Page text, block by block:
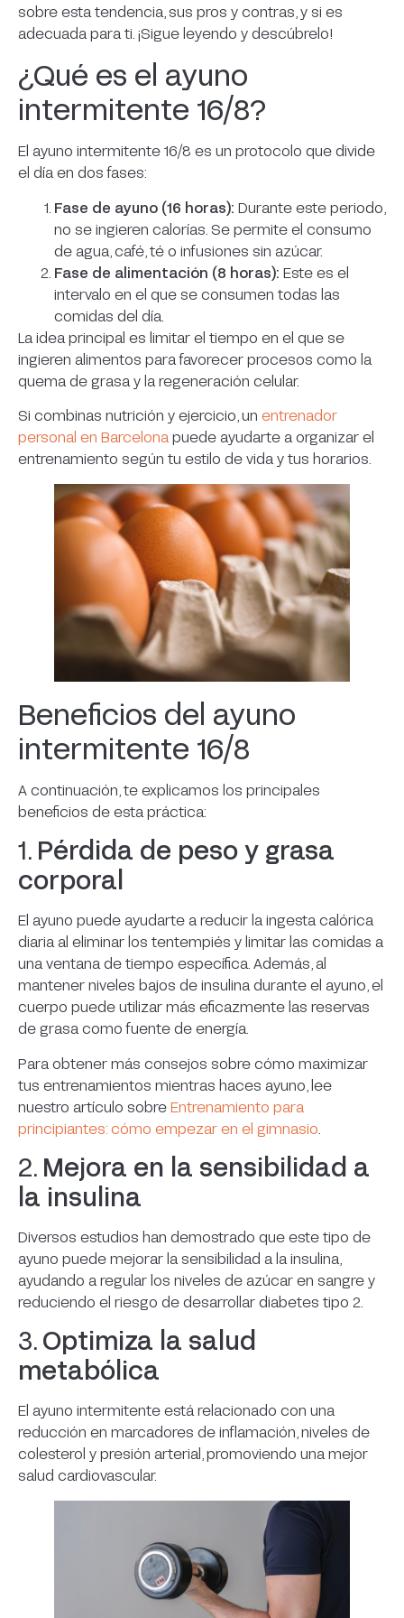
sobre esta tendencia, sus pros y contras, y si es
adecuada para ti. ¡Sigue leyendo y descúbrelo!
¿Qué es el ayuno
intermitente 16/8?
El ayuno intermitente 16/8 es un protocolo que divide
el día en dos fases:
Fase de ayuno (16 horas): Durante este periodo,
no se ingieren calorías. Se permite el consumo
de agua, café, té o infusiones sin azúcar.
Fase de alimentación (8 horas): Este es el
intervalo en el que se consumen todas las
comidas del día.
La idea principal es limitar el tiempo en el que se
ingieren alimentos para favorecer procesos como la
quema de grasa y la regeneración celular.
Si combinas nutrición y ejercicio, un entrenador
personal en Barcelona puede ayudarte a organizar el
entrenamiento según tu estilo de vida y tus horarios.
Beneficios del ayuno
intermitente 16/8
A continuación, te explicamos los principales
beneficios de esta práctica:
1. Pérdida de peso y grasa
corporal
El ayuno puede ayudarte a reducir la ingesta calórica
diaria al eliminar los tentempiés y limitar las comidas a
una ventana de tiempo específica. Además, al
mantener niveles bajos de insulina durante el ayuno, el
cuerpo puede utilizar más eficazmente las reservas
de grasa como fuente de energía.
Para obtener más consejos sobre cómo maximizar
tus entrenamientos mientras haces ayuno, lee
nuestro artículo sobre Entrenamiento para
principiantes: cómo empezar en el gimnasio
2. Mejora en la sensibilidad a
la insulina
Diversos estudios han demostrado que este tipo de
ayuno puede mejorar la sensibilidad a la insulina,
ayudando a regular los niveles de azúcar en sangre y
reduciendo el riesgo de desarrollar diabetes tipo 2.
3. Optimiza la salud
metabólica
El ayuno intermitente está relacionado con una
reducción en marcadores de inflamación, niveles de
colesterol y presión arterial, promoviendo una mejor
salud cardiovascular.
completa con técnica y errores comunes